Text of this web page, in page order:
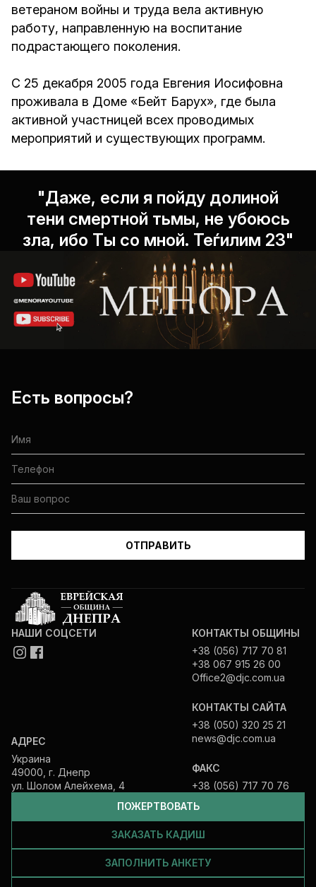
ветераном войны и труда вела активную
работу, направленную на воспитание
подрастающего поколения.
С 25 декабря 2005 года Евгения Иосифовна
проживала в Доме «Бейт Барух», где была
активной участницей всех проводимых
мероприятий и существующих программ.
"Даже, если я пойду долиной
тени смертной тьмы, не убоюсь
зла, ибо Ты со мной. Теѓилим 23"
Есть вопросы?
ПОЖЕРТВОВАТЬ
ЗАКАЗАТЬ КАДИШ
ЗАПОЛНИТЬ АНКЕТУ
НАШИ СОЦСЕТИ
АДРЕС
Украина
49000, г. Днепр
ул. Шолом Алейхема, 4
КОНТАКТЫ ОБЩИНЫ
+38 (056) 717 70 81
+38 067 915 26 00
Office2@djc.com.ua
КОНТАКТЫ САЙТА
+38 (050) 320 25 21
news@djc.com.ua
ФАКС
+38 (056) 717 70 76